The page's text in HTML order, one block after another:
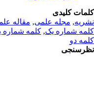
کلیدی
,مجله علمی, مقاله
شماره یک,کلمه شماره
دو